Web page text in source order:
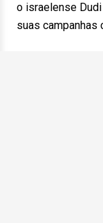
o israelense
suas campanhas